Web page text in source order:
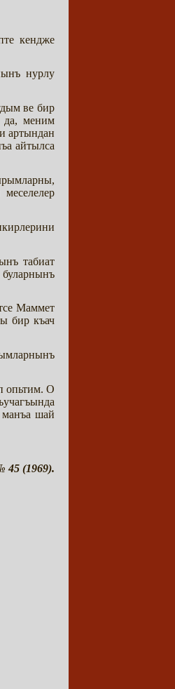
кендже
нурлу
ве бир
да, меним
артындан
айтылса
табиат
буларнынъ
Маммет
бир къач
опьтим. О
шай
(1969).